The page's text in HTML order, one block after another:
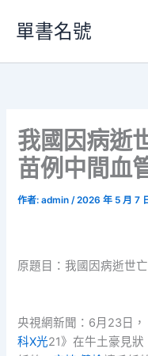
要
單書名號
我國因病逝
苗例中間血
作者:admin/2026 年 5 月 7
原題目：我國因病逝世
央視網新聞：6月23日
科X光21》在牛土豪見